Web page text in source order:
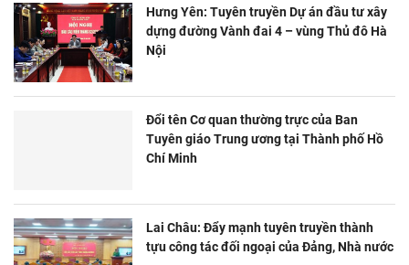
Hưng Yên: Tuyên truyền Dự án đầu tư xây
dựng đường Vành đai 4 – vùng Thủ đô Hà
Nội
Đổi tên Cơ quan thường trực của Ban
Tuyên giáo Trung ương tại Thành phố Hồ
Chí Minh
Lai Châu: Đẩy mạnh tuyên truyền thành
tựu công tác đối ngoại của Đảng, Nhà nước